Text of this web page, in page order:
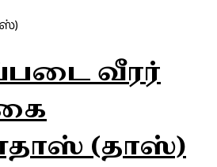
வீரர்
(தாஸ்)